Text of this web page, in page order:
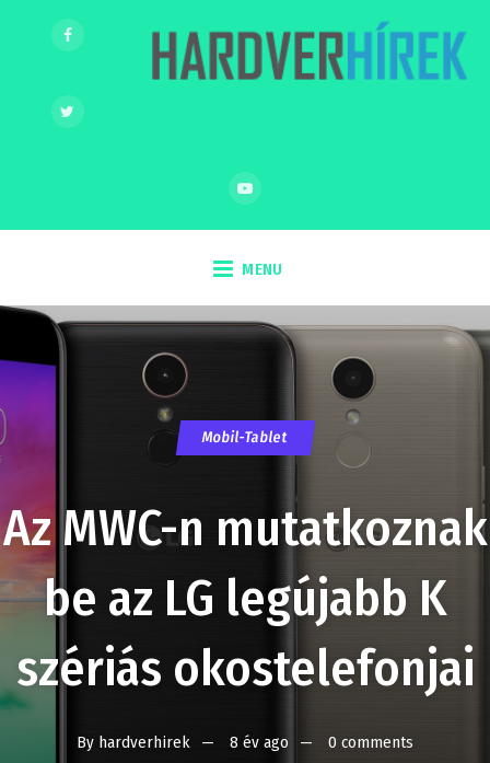
MENU
Mobil-Tablet
Az MWC-n mutatkoznak
be az LG legújabb K
szériás okostelefonjai
By hardverhirek 8 év ago 0 comments